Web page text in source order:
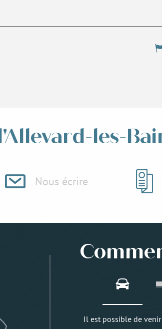
les-
Nous écrire
Il est possible de